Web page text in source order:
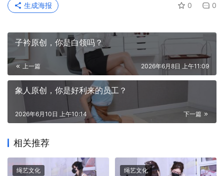
0 0
生成海报
子衿原创，你是白领吗？
上一篇 2026年6月8日 上午11:09
象人原创，你是好利来的员工？
下一篇
2026年6月10日 上午10:14
相关推荐
绳艺文化 绳艺文化